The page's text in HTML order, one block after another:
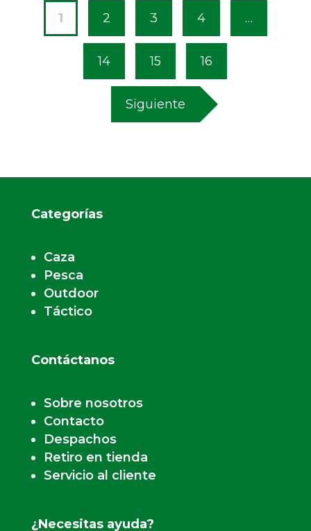
1 2 3 4 …
14 15 16
Siguiente
Categorías
Caza
Pesca
Outdoor
Táctico
Contáctanos
Sobre nosotros
Contacto
Despachos
Retiro en tienda
Servicio al cliente
¿Necesitas ayuda?